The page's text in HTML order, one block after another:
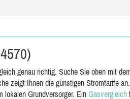
genau richtig. Suche Sie oben mit
zeigt Ihnen die günstigen Stromtarife an.
lokalen Grundversorger. Ein Gasvergleich